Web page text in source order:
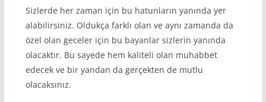
Sizlerde her zaman için bu hatunların yanında yer
alabilirsiniz. Oldukça farklı olan ve aynı zamanda da
özel olan geceler için bu bayanlar sizlerin yanında
olacaktır. Bu sayede hem kaliteli olan muhabbet
edecek ve bir yandan da gerçekten de mutlu
olacaksınız.